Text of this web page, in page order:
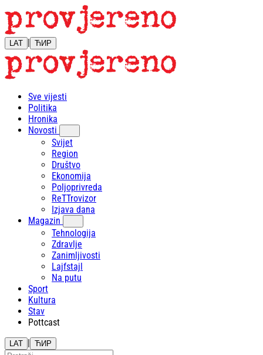
LAT | ЋИР
Sve vijesti
Politika
Hronika
Novosti
Svijet
Region
Društvo
Ekonomija
Poljoprivreda
ReTTrovizor
Izjava dana
Magazin
Tehnologija
Zdravlje
Zanimljivosti
Lajfstajl
Na putu
Sport
Kultura
Stav
Pottcast
LAT | ЋИР